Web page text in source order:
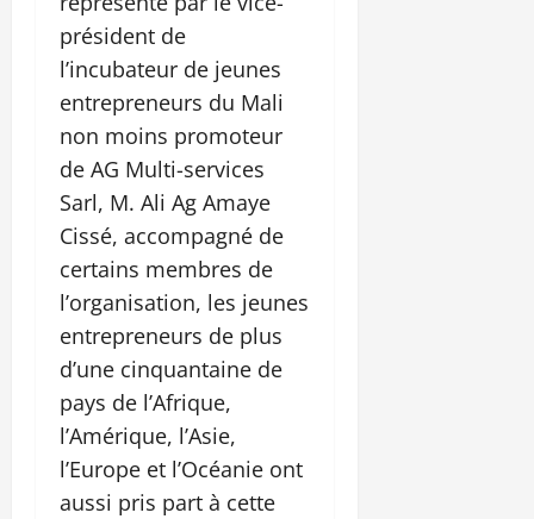
président de
l’incubateur de jeunes
entrepreneurs du Mali
non moins promoteur
de AG Multi-services
Sarl, M. Ali Ag Amaye
Cissé, accompagné de
certains membres de
l’organisation, les jeunes
entrepreneurs de plus
d’une cinquantaine de
pays de l’Afrique,
l’Amérique, l’Asie,
l’Europe et l’Océanie ont
aussi pris part à cette